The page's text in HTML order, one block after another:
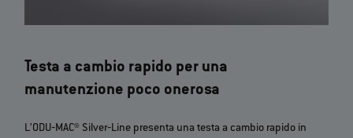
Testa a cambio rapido per una
manutenzione poco onerosa
L’ODU‐MAC® Silver‐Line presenta una testa a cambio rapido in